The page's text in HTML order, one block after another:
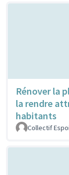
Rénover la
la rendre
habitants
Collectif